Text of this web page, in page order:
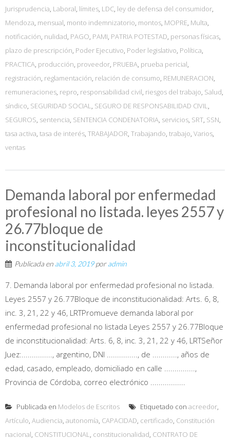
Jurisprudencia, Laboral, límites, LDC, ley de defensa del consumidor,
Mendoza, mensual, monto indemnizatorio, montos, MOPRE, Multa,
notificación, nulidad, PAGO, PAMI, PATRIA POTESTAD, personas físicas,
plazo de prescripción, Poder Ejecutivo, Poder legislativo, Política,
PRACTICA, producción, proveedor, PRUEBA, prueba pericial,
registración, reglamentación, relación de consumo, REMUNERACION,
remuneraciones, repro, responsabilidad civil, riesgos del trabajo, Salud,
síndico, SEGURIDAD SOCIAL, SEGURO DE RESPONSABILIDAD CIVIL,
SEGUROS, sentencia, SENTENCIA CONDENATORIA, servicios, SRT, SSN,
tasa activa, tasa de interés, TRABAJADOR, Trabajando, trabajo, Varios,
ventas
Demanda laboral por enfermedad
profesional no listada. leyes 2557 y
26.77bloque de
inconstitucionalidad
Publicada en abril 3, 2019poradmin
7. Demanda laboral por enfermedad profesional no listada.
Leyes 2557 y 26.77Bloque de inconstitucionalidad: Arts. 6, 8,
inc. 3, 21, 22 y 46, LRTPromueve demanda laboral por
enfermedad profesional no listada Leyes 2557 y 26.77Bloque
de inconstitucionalidad: Arts. 6, 8, inc. 3, 21, 22 y 46, LRTSeñor
Juez:..............., argentino, DNI ..............., de ............, años de
edad, casado, empleado, domiciliado en calle ...............,
Provincia de Córdoba, correo electrónico .................
Publicada en Modelos de Escritos Etiquetado con acreedor,
Artículo, Audiencia, autonomía, CAPACIDAD, certificado, Constitución
nacional, CONSTITUCIONAL, constitucionalidad, CONTRATO DE